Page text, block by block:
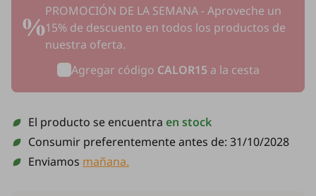
PROMOCIÓN DE LA SEMANA - Aproveche un
15% de descuento en todos los productos de
nuestra oferta.
Agregar código CALOR15 a la cesta
El producto se encuentra en stock
Consumir preferentemente antes de: 31/10/2028
Enviamos mañana.